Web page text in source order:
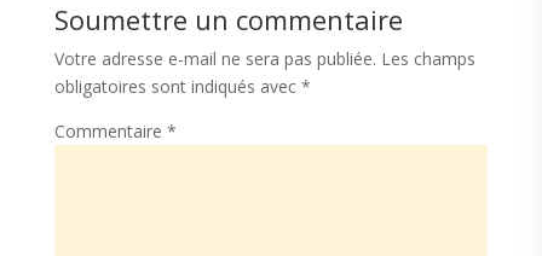
Soumettre un commentaire
Votre adresse e-mail ne sera pas publiée. Les champs
obligatoires sont indiqués avec *
Commentaire *